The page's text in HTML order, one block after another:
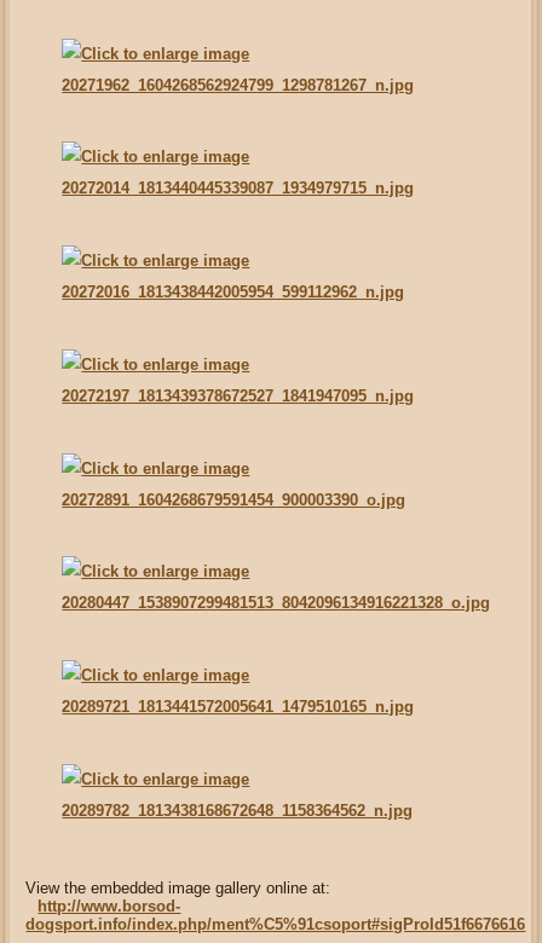
View the embedded image gallery online at:
http://www.borsod-
dogsport.info/index.php/ment%C5%91csoport#sigProId51f6676616